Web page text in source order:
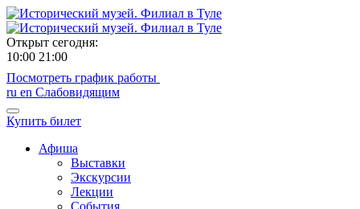
Открыт сегодня:
10:00 21:00
Посмотреть график работы
ru en Слабовидящим
Купить билет
Афиша
Выставки
Экскурсии
Лекции
События